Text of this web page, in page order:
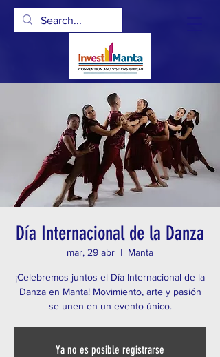
Día Internacional de la Danza
mar, 29 abr
  |
Manta
¡Celebremos juntos el Día Internacional de la
Danza en Manta! Movimiento, arte y pasión
se unen en un evento único.
Ya no es posible registrarse